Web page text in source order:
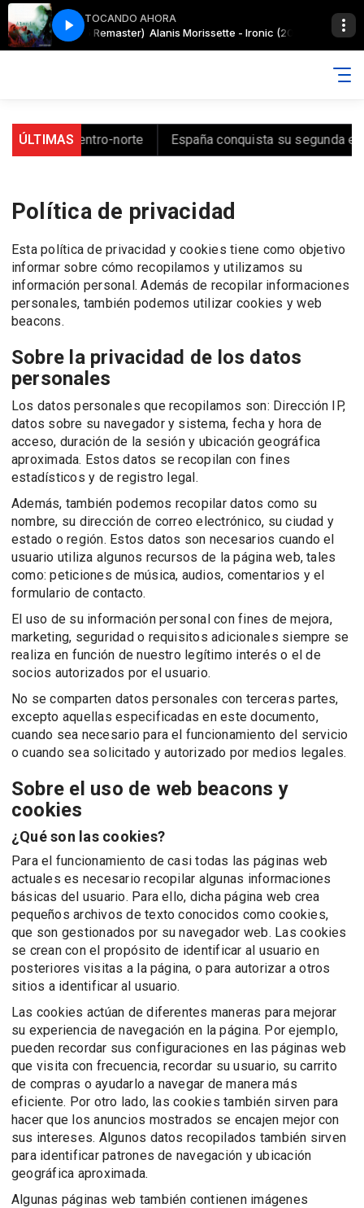
TOCANDO AHORA
- Ironic (2015 Remaster) Alanis Morissette - Ironic (2015 Remaster)
ÚLTIMAS
en zona centro-norte España conquista su segunda
Política de privacidad
Esta política de privacidad y cookies tiene como objetivo
informar sobre cómo recopilamos y utilizamos su
información personal. Además de recopilar informaciones
personales, también podemos utilizar cookies y web
beacons.
Sobre la privacidad de los datos
personales
Los datos personales que recopilamos son: Dirección IP,
datos sobre su navegador y sistema, fecha y hora de
acceso, duración de la sesión y ubicación geográfica
aproximada. Estos datos se recopilan con fines
estadísticos y de registro legal.
Además, también podemos recopilar datos como su
nombre, su dirección de correo electrónico, su ciudad y
estado o región. Estos datos son necesarios cuando el
usuario utiliza algunos recursos de la página web, tales
como: peticiones de música, audios, comentarios y el
formulario de contacto.
El uso de su información personal con fines de mejora,
marketing, seguridad o requisitos adicionales siempre se
realiza en función de nuestro legítimo interés o el de
socios autorizados por el usuario.
No se comparten datos personales con terceras partes,
excepto aquellas especificadas en este documento,
cuando sea necesario para el funcionamiento del servicio
o cuando sea solicitado y autorizado por medios legales.
Sobre el uso de web beacons y
cookies
¿Qué son las cookies?
Para el funcionamiento de casi todas las páginas web
actuales es necesario recopilar algunas informaciones
básicas del usuario. Para ello, dicha página web crea
pequeños archivos de texto conocidos como cookies,
que son gestionados por su navegador web. Las cookies
se crean con el propósito de identificar al usuario en
posteriores visitas a la página, o para autorizar a otros
sitios a identificar al usuario.
Las cookies actúan de diferentes maneras para mejorar
su experiencia de navegación en la página. Por ejemplo,
pueden recordar sus configuraciones en las páginas web
que visita con frecuencia, recordar su usuario, su carrito
de compras o ayudarlo a navegar de manera más
eficiente. Por otro lado, las cookies también sirven para
hacer que los anuncios mostrados se encajen mejor con
sus intereses. Algunos datos recopilados también sirven
para identificar patrones de navegación y ubicación
geográfica aproximada.
Algunas páginas web también contienen imágenes